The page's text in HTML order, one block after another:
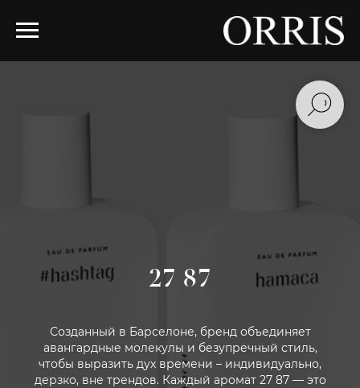
27 87
Созданный в Барселоне, бренд объединяет
авангардные молекулы и безупречный стиль,
чтобы выразить дух времени – индивидуально,
дерзко, вне трендов. Каждый аромат 27 87 — это